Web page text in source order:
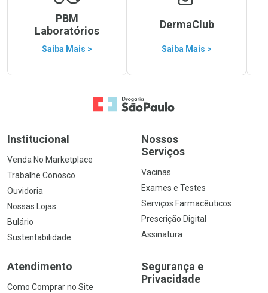
PBM
Laboratórios
Saiba Mais >
DermaClub
Saiba Mais >
Ir para a Home
Institucional
Venda No Marketplace
Trabalhe Conosco
Ouvidoria
Nossas Lojas
Bulário
Sustentabilidade
Nossos
Serviços
Vacinas
Exames e Testes
Serviços Farmacêuticos
Prescrição Digital
Assinatura
Atendimento
Como Comprar no Site
Segurança e
Privacidade